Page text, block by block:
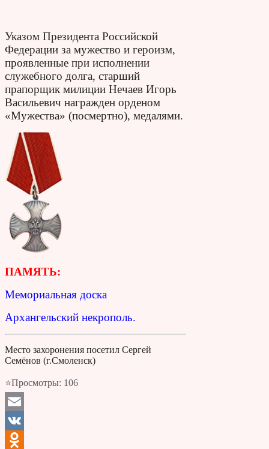
Указом Президента Российской
Федерации за мужество и героизм,
проявленные при исполнении
служебного долга, старший
прапорщик милиции Нечаев Игорь
Васильевич награжден орденом
«Мужества» (посмертно), медалями.
ПАМЯТЬ:
Мемориальная доска
Архангельский некрополь.
Место захоронения посетил Сергей
Семёнов (г.Смоленск)
⭐Просмотры: 106
Email
VK